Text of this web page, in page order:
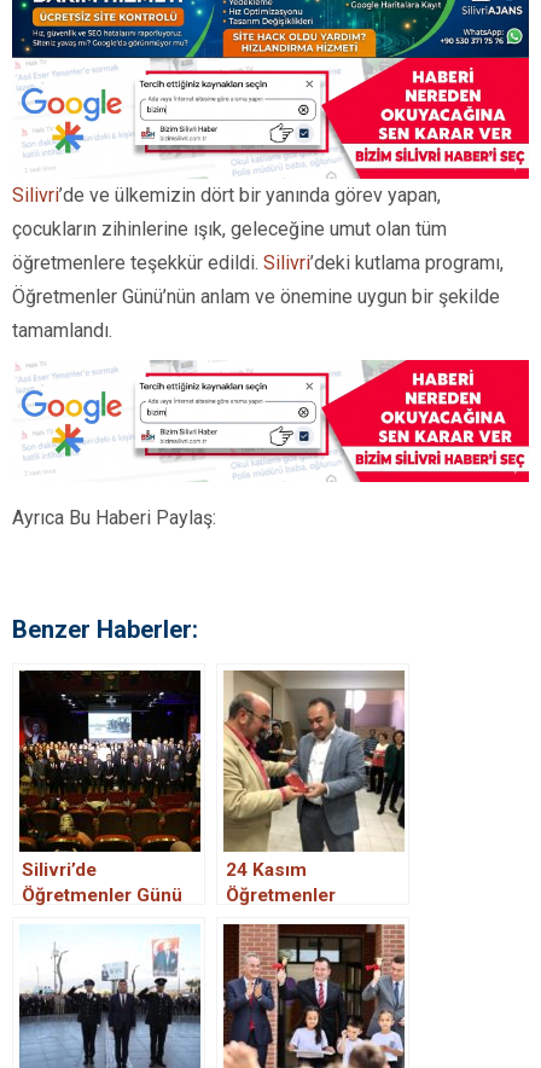
Silivri’de ve ülkemizin dört bir yanında görev yapan,
çocukların zihinlerine ışık, geleceğine umut olan tüm
öğretmenlere teşekkür edildi. Silivri’deki kutlama programı,
Öğretmenler Günü’nün anlam ve önemine uygun bir şekilde
tamamlandı.
Ayrıca Bu Haberi Paylaş:
Benzer Haberler:
Silivri’de
Öğretmenler Günü
Programları
gerçekleştirildi.
24 Kasım
Öğretmenler
Günü’ne doğru